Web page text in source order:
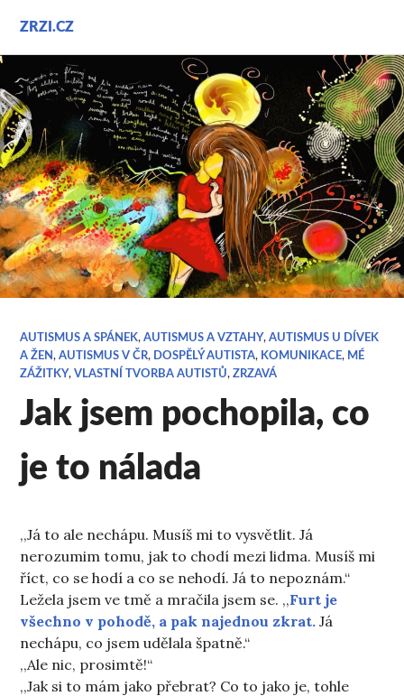
obsahu
webu
ZRZI.CZ
AUTISMUS A SPÁNEK,AUTISMUS A VZTAHY,AUTISMUS U DÍVEK
A ŽEN,AUTISMUS V ČR, DOSPĚLÝ AUTISTA, KOMUNIKACE, MÉ
ZÁŽITKY,VLASTNÍ TVORBA AUTISTŮ,ZRZAVÁ
Jak jsem pochopila, co
je to nálada
,,Já to ale nechápu. Musíš mi to vysvětlit. Já
nerozumim tomu, jak to chodí mezi lidma. Musíš mi
říct, co se hodí a co se nehodí. Já to nepoznám.“
Ležela jsem ve tmě a mračila jsem se. ,,Furt je
všechno v pohodě, a pak najednou zkrat. Já
nechápu, co jsem udělala špatně.“
,,Ale nic, prosimtě!“
,,Jak si to mám jako přebrat? Co to jako je, tohle